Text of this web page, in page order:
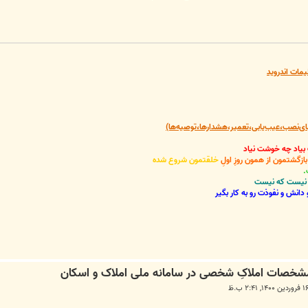
اندروید
چه خوشت نیاد
از همون روزِ اولِخلقتمون شروع شده
نیست که نیست
و نفوذت رو به کار بگیر